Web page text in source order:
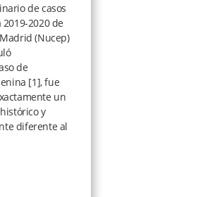
de casos
2020 de
(Nucep)
de
[1], fue
un
y
diferente al